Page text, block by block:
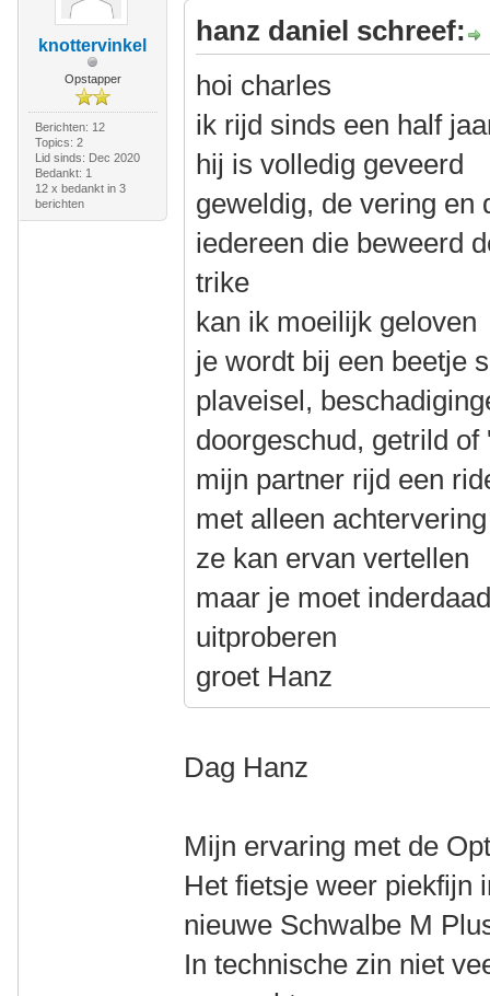
knottervinkel
Opstapper
Berichten: 12
Topics: 2
Lid sinds: Dec 2020
Bedankt: 1
12 x bedankt in 3
berichten
hanz daniel schreef:
hoi charles
ik rijd sinds een half
hij is volledig geveerd
geweldig, de vering en
iedereen die beweerd
trike
kan ik moeilijk geloven
je wordt bij een beetje
plaveisel,
doorgeschud, getrild
mijn partner rijd een
met alleen achtervering
ze kan ervan vertellen
maar je moet
uitproberen
groet Hanz
Dag Hanz
Mijn ervaring met de
Het fietsje weer piekfijn
nieuwe Schwalbe M
In technische zin niet